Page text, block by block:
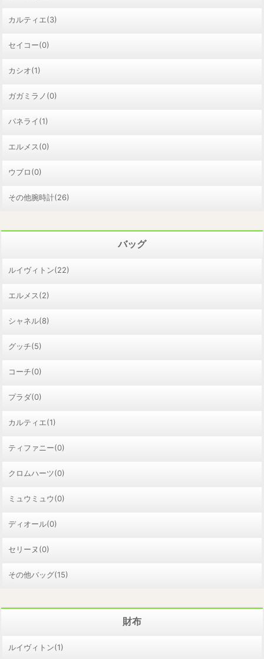
カルティエ(3)
セイコー(0)
カシオ(1)
ガガミラノ(0)
パネライ(1)
エルメス(0)
ウブロ(0)
その他腕時計(26)
バッグ
ルイヴィトン(22)
エルメス(2)
シャネル(8)
グッチ(5)
コーチ(0)
プラダ(0)
カルティエ(1)
ティファニー(0)
クロムハーツ(0)
ミュウミュウ(0)
ディオール(0)
セリーヌ(0)
その他バッグ(15)
財布
ルイヴィトン(1)